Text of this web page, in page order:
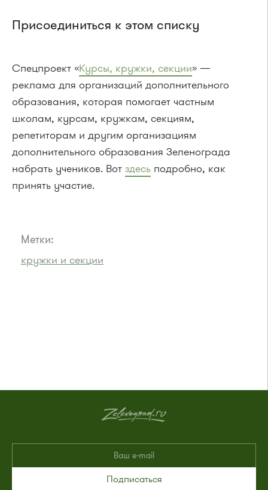
Присоединиться к этом списку
Спецпроект «Курсы, кружки, секции» —
реклама для организаций дополнительного
образования, которая помогает частным
школам, курсам, кружкам, секциям,
репетиторам и другим организациям
дополнительного образования Зеленограда
набрать учеников. Вот здесь подробно, как
принять участие.
Метки:
кружки и секции
Подписаться